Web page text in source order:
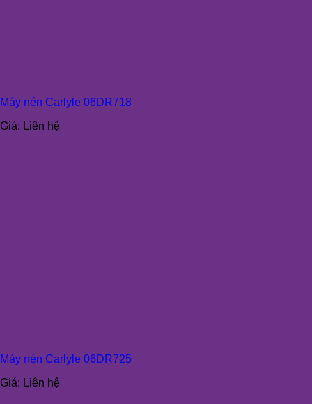
Máy nén Carlyle 06DR718
Giá: Liên hệ
Máy nén Carlyle 06DR725
Giá: Liên hệ